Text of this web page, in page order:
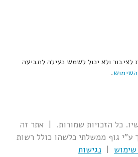
לציבור ולא יכול לשמש כעילה לתביעה
.
עכשיו. כל הזכויות שמורות. | אתר זה
ע"י גוף ממשלתי כלשהו כולל רשות
שימוש | נגישות